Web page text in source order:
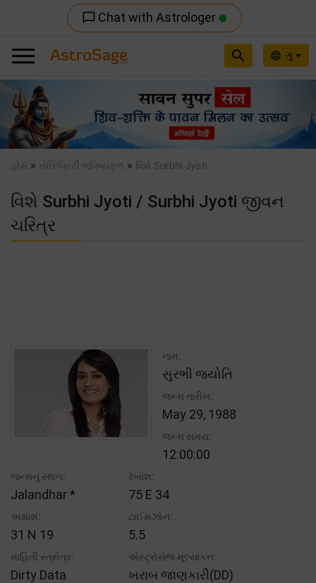
chat_bubble_outline Chat with Astrologer
language ગુ
search
Previous
હોમ » સેલિબ્રિટી ભવિષ્યફળ » વિશે Surbhi Jyoti
વિશે Surbhi Jyoti / Surbhi Jyoti જીવન
ચરિત્ર
નામ:
સુરભી જ્યોતિ
જન્મ તારીખ:
May 29, 1988
જન્મ સમય:
12:00:00
જન્મનું સ્થળ:
Jalandhar *
રેખાંશ:
75 E 34
અક્ષાંશ:
31 N 19
ટાઈમઝોન:
5.5
માહિતી સ્ત્રોત્ર:
Dirty Data
એસ્ટ્રોસેજ મૂલ્યાંકન:
ખરાબ જાણકારી(DD)